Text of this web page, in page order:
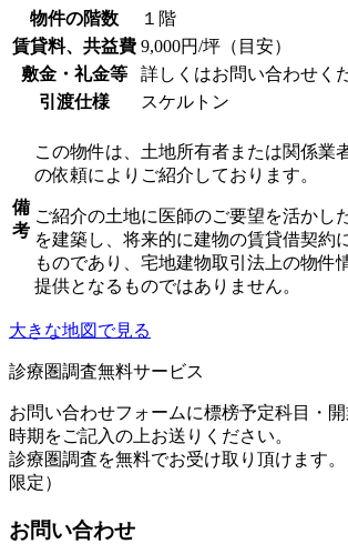
物件の階数
１階
賃貸料、共益費 9,000円/坪（目安）
敷金・礼金等
詳しくはお問い合わせく
引渡仕様
スケルトン
備
考
この物件は、土地所有者または関係業
の依頼によりご紹介しております。
ご紹介の土地に医師のご要望を活かし
を建築し、将来的に建物の賃貸借契約
ものであり、宅地建物取引法上の物件
提供となるものではありません。
大きな地図で見る
診療圏調査無料サービス
お問い合わせフォームに標榜予定科目・
時期をご記入の上お送りください。
診療圏調査を無料でお受け取り頂けます
限定）
お問い合わせ